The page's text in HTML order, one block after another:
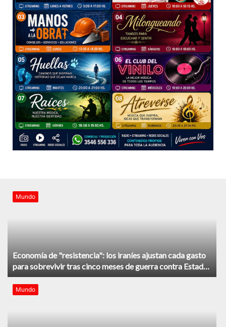
Mundo
Economía de "resistencia": los iraníes ajustan cada gasto
para sobrevivir tras cinco meses de guerra contra Estados
Unidos e Israel
Mundo